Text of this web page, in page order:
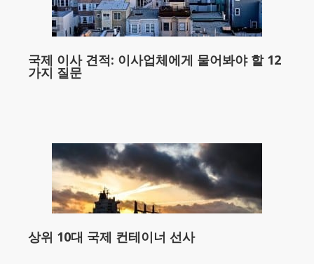
국제 이사 견적: 이사업체에게 물어봐야 할 12
가지 질문
상위 10대 국제 컨테이너 선사